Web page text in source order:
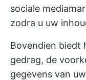
sociale
zodra u uw
Bovendien biedt
gedrag, de
gegevens van